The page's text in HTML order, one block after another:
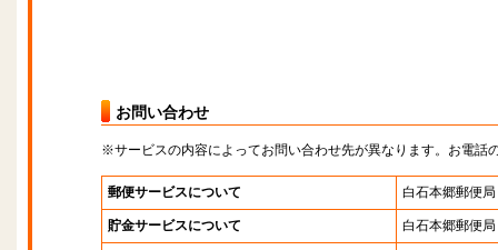
お問い合わせ
※サービスの内容によってお問い合わせ先が異なります。お電話
郵便サービスについて 白石本郷郵便局
貯金サービスについて 白石本郷郵便局